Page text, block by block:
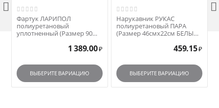
Фартук ЛАРИПОЛ
полиуретановый
уплотненный (Размер 90
арт.ФАР01390115Ж1 389.00 ₽
ВЫБЕРИТЕ ВАРИАЦИЮ
Нарукавник РУКАС
полиуретановый ПАРА
(Размер 46смх22см БЕЛЫЙ)
459.15 ₽
ВЫБЕРИТЕ ВАРИАЦИЮ
 